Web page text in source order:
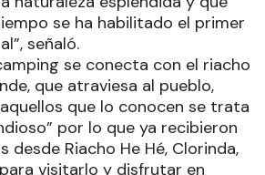
se ha habilitado el primer
señaló.
se conecta con el riacho
que atraviesa al pueblo,
que lo conocen se trata
por lo que ya recibieron
desde Riacho He Hé, Clorinda,
visitarlo y disfrutar en